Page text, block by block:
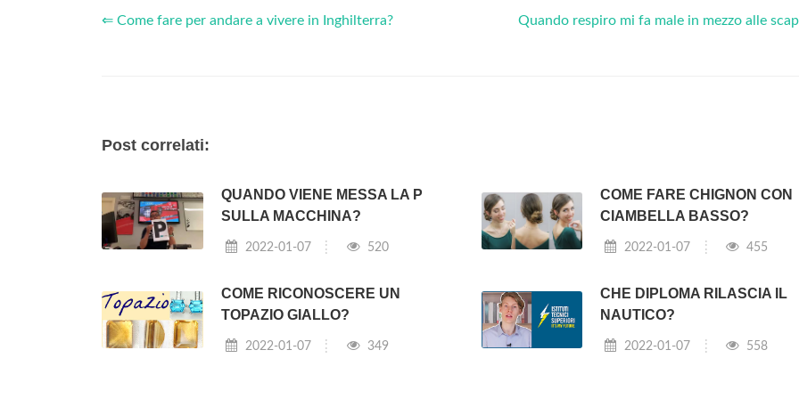
⇐ Come fare per andare a vivere in Inghilterra? Quando respiro mi fa male in mezzo alle
Post correlati:
QUANDO VIENE MESSA LA P
SULLA MACCHINA?
2022-01-07 520
COME FARE CHIGNON CON
CIAMBELLA BASSO?
2022-01-07 455
COME RICONOSCERE UN
TOPAZIO GIALLO?
2022-01-07 349
CHE DIPLOMA RILASCIA IL
NAUTICO?
2022-01-07 558